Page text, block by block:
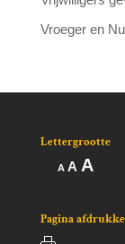
Vroeger en Nu
Lettergrootte
A Lettertype
A A
Pagina